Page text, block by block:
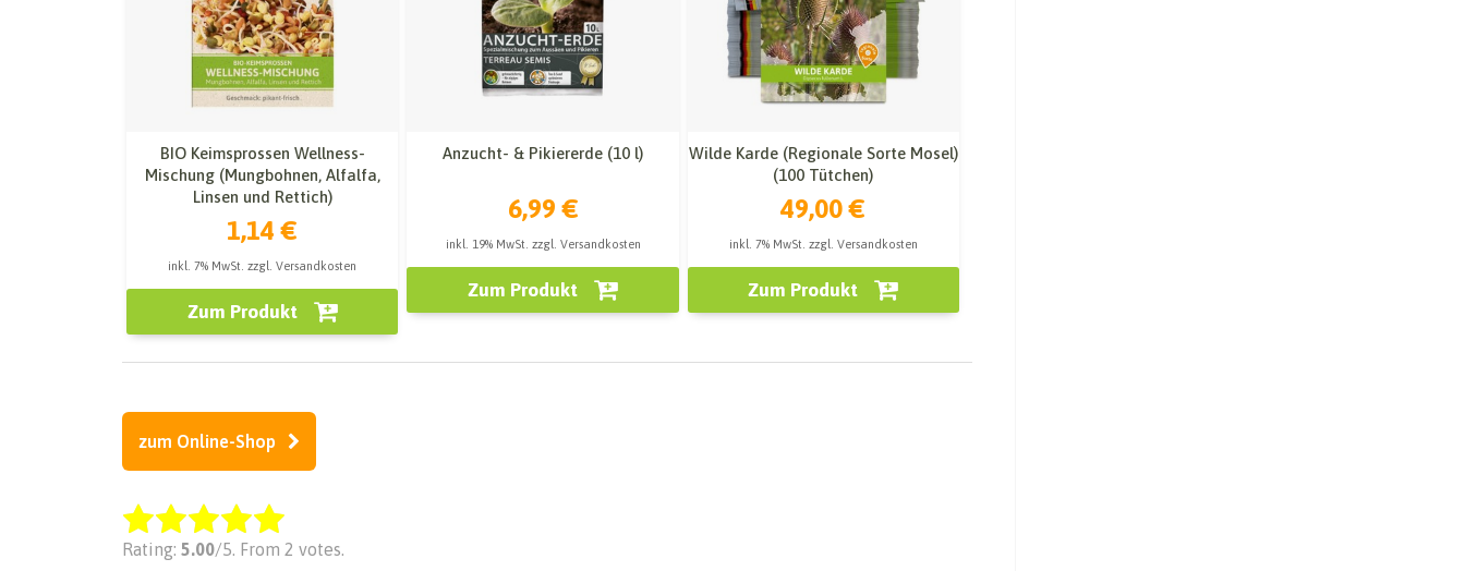
BIO Keimsprossen Wellness-
Mischung (Mungbohnen, Alfalfa,
Linsen und Rettich)
1,14 €
inkl. 7% MwSt. zzgl. Versandkosten
Zum Produkt
Anzucht- & Pikiererde (10 l)
6,99 €
inkl. 19% MwSt. zzgl. Versandkosten
Zum Produkt
Wilde Karde (Regionale Sorte Mosel)
(100 Tütchen)
49,00 €
inkl. 7% MwSt. zzgl. Versandkosten
Zum Produkt
zum Online-Shop
Rate this item:
Rating: 5.00/5. From 2 votes.